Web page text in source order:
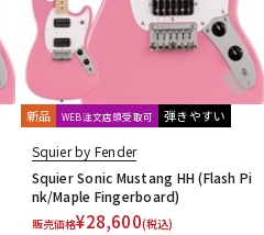
新品 WEB注文店頭受取可 弾きやすい
Squier by Fender
Squier Sonic Mustang HH (Flash Pi
nk/Maple Fingerboard)
販売価格¥28,600(税込)